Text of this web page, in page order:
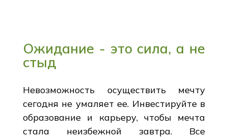
Ожидание - это сила, а не
стыд
Невозможность осуществить мечту
сегодня не умаляет ее. Инвестируйте в
образование и карьеру, чтобы мечта
стала неизбежной завтра. Все